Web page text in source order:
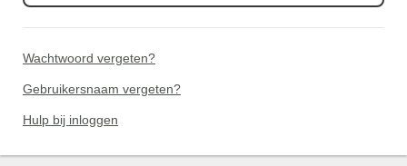
Wachtwoord vergeten?
Gebruikersnaam vergeten?
Hulp bij inloggen